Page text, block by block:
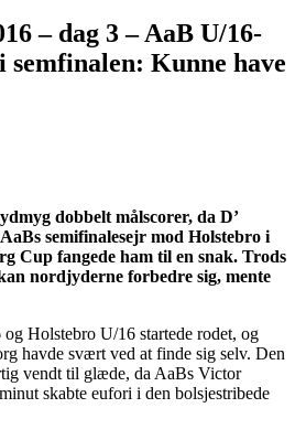
– dag 3 – AaB U/16-
Kunne have
dobbelt målscorer, da D’
semifinalesejr mod Holstebro i
Cup fangede ham til en snak. Trods
nordjyderne forbedre sig, mente
Holstebro U/16 startede rodet, og
havde svært ved at finde sig selv. Den
vendt til glæde, da AaBs Victor
skabte eufori i den bolsjestribede